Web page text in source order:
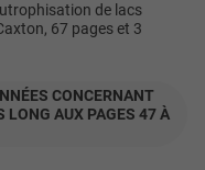
de lacs
67 pages et 3
CONCERNANT
LONG AUX PAGES 47 À